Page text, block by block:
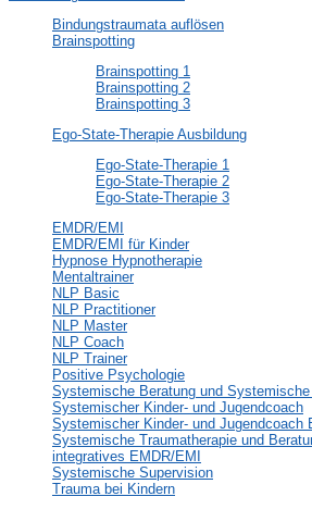
Bindungstraumata auflösen
Brainspotting
Brainspotting 1
Brainspotting 2
Brainspotting 3
Ego-State-Therapie Ausbildung
Ego-State-Therapie 1
Ego-State-Therapie 2
Ego-State-Therapie 3
EMDR/EMI
EMDR/EMI für Kinder
Hypnose Hypnotherapie
Mentaltrainer
NLP Basic
NLP Practitioner
NLP Master
NLP Coach
NLP Trainer
Positive Psychologie
Systemische Beratung und Systemische
Systemischer Kinder- und Jugendcoach
Systemischer Kinder- und Jugendcoach
Systemische Traumatherapie und
integratives EMDR/EMI
Systemische Supervision
Trauma bei Kindern